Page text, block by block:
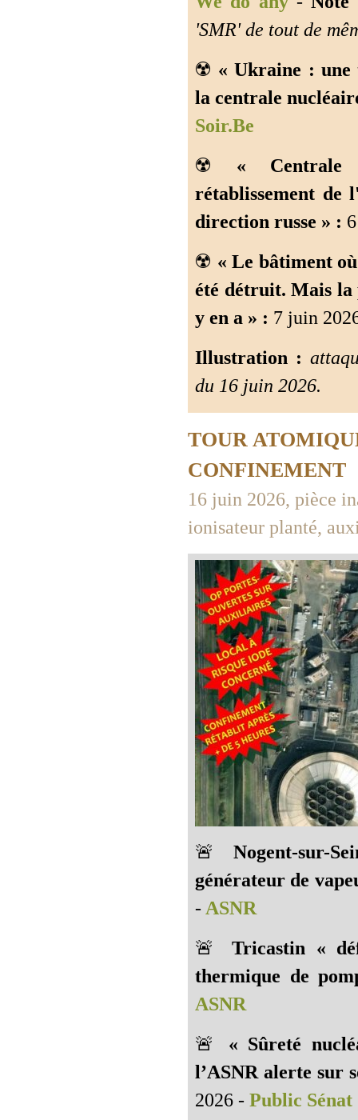
'SMR' de tout de
☢️ « Ukraine : une
la centrale
Soir.Be
☢️ «
rétablissement de
direction russe » :
☢️ « Le bâtiment
été détruit. Mais la
y en a » : 7 juin
Illustration :
du 16 juin 2026.
TOUR
CONFINEMENT
16 juin 2026, pièce
ionisateur planté,
🚨 Nogent-sur-
générateur de
- ASNR
🚨 Tricastin «
thermique de
ASNR
🚨 « Sûreté
l’ASNR alerte sur
2026 - Public Sénat